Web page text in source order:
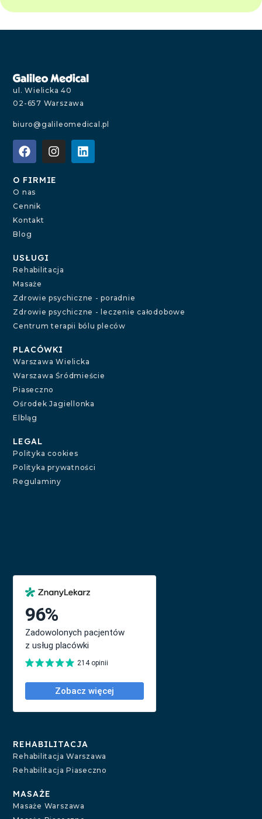
ul. Wielicka 40
02-657 Warszawa
biuro@galileomedical.pl
O FIRMIE
O nas
Cennik
Kontakt
Blog
USŁUGI
Rehabilitacja
Masaże
Zdrowie psychiczne - poradnie
Zdrowie psychiczne - leczenie całodobowe
Centrum terapii bólu pleców
PLACÓWKI
Warszawa Wielicka
Warszawa Śródmieście
Piaseczno
Ośrodek Jagiellonka
Elbląg
LEGAL
Polityka cookies
Polityka prywatności
Regulaminy
REHABILITACJA
Rehabilitacja Warszawa
Rehabilitacja Piaseczno
MASAŻE
Masaże Warszawa